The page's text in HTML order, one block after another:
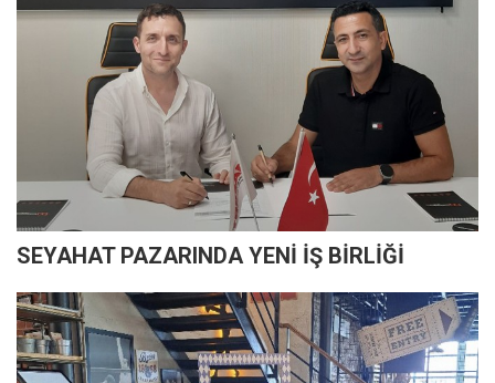
SEYAHAT PAZARINDA YENİ İŞ BİRLİĞİ